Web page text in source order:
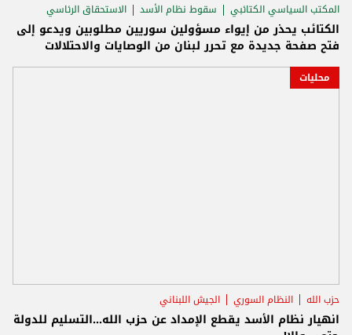
المكتب السياسي الكتائبي سقوط نظام الأسد الاستحقاق الرئاسي
الكتائب يحذر من إيواء مسؤولين سوريين مطلوبين ويدعو إلى
فتح صفحة جديدة مع تحرر لبنان من الوصايات والاحتلالات
محليات
حزب الله النظام السوري الجيش اللبناني
انهيار نظام الأسد يقطع الإمداد عن حزب الله...التسليم للدولة